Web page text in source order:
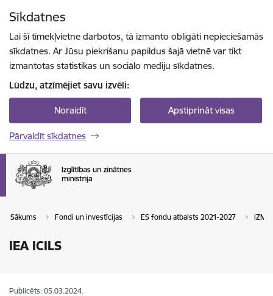
Sīkdatnes
Lai šī tīmekļvietne darbotos, tā izmanto obligāti nepieciešamās
sīkdatnes. Ar Jūsu piekrišanu papildus šajā vietnē var tikt
izmantotas statistikas un sociālo mediju sīkdatnes.
Lūdzu, atzīmējiet savu izvēli:
Noraidīt Apstiprināt visas
Pārvaldīt sīkdatnes
Sākums Fondi un investīcijas ES fondu atbalsts 2021-2027 IZM
IEA ICILS
Publicēts: 05.03.2024.